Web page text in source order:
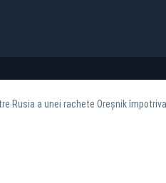
Rusia a unei rachete Oreşnik